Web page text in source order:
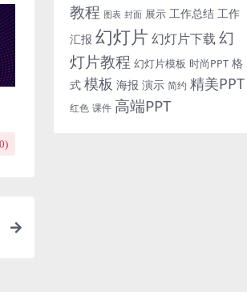
0)
教程 图表 封面 展示 工作总结 工作
汇报 幻灯片 幻灯片下载 幻
灯片教程 幻灯片模板 时尚PPT 格
式 模板 海报 演示 简约 精美PPT
红色 课件 高端PPT